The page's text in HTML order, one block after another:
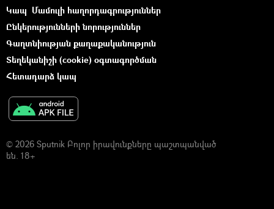
Կապ Մամուլի հաղորդագրություններ
Ընկերությունների նորություններ
Գաղտնիության քաղաքականություն
Տեղեկանիշի (cookie) օգտագործման
Հետադարձ կապ
© 2026 Sputnik Բոլոր իրավունքները պաշտպանված
են. 18+